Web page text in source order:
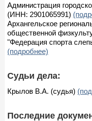
Администрация
(ИНН: 2901065991)
Архангельское
общественной
"Федерация спорта
(подробнее)
Судьи дела:
Крылов В.А. (судья)
Последние